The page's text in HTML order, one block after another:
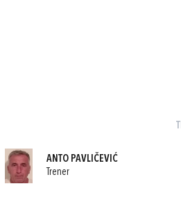
ANTO PAVLIČEVIĆ
Trener